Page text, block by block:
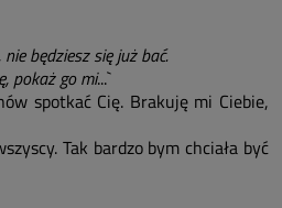
będziesz się już bać.
pokaż go mi...`
spotkać Cię. Brakuję mi Ciebie,
Tak bardzo bym chciała być